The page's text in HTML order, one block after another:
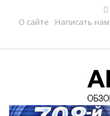
О сайте
Написать нам